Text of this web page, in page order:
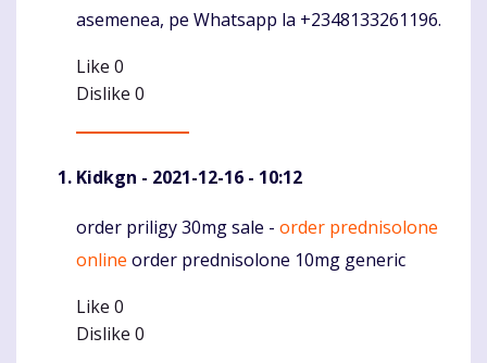
asemenea, pe Whatsapp la +2348133261196.
Like 0
Dislike 0
Kidkgn - 2021-12-16 - 10:12
Komentaras
order priligy 30mg sale - order prednisolone
online order prednisolone 10mg generic
Like 0
Dislike 0